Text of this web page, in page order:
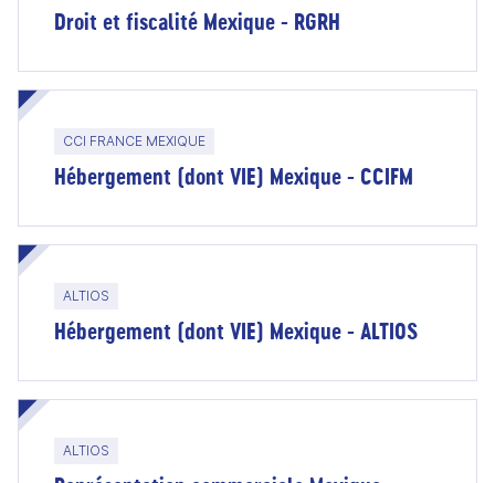
Droit et fiscalité Mexique - RGRH
CCI FRANCE MEXIQUE
Hébergement (dont VIE) Mexique - CCIFM
ALTIOS
Hébergement (dont VIE) Mexique - ALTIOS
ALTIOS